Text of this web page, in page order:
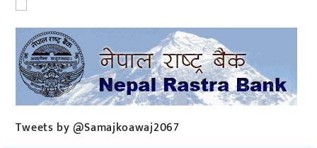
Tweets by @Samajkoawaj2067